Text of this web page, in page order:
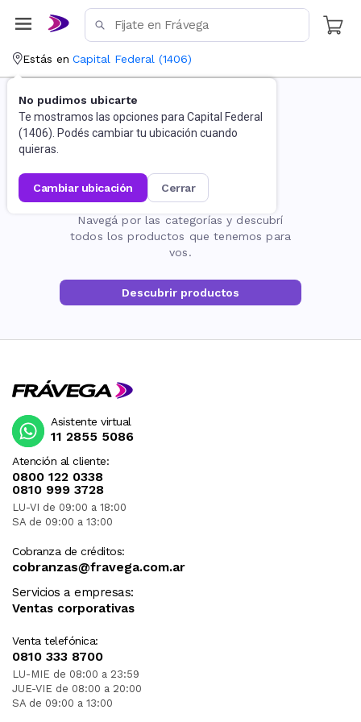
Estás en Capital Federal (1406)
No pudimos ubicarte
Te mostramos las opciones para Capital Federal
(1406). Podés cambiar tu ubicación cuando
quieras.
cambiar ubicación cerrar
La página no existe
Navegá por las categorías y descubrí
todos los productos que tenemos para
vos.
Descubrir productos
Atención al cliente:
0800 122 0338
0810 999 3728
LU-VI de 09:00 a 18:00
SA de 09:00 a 13:00
Cobranza de créditos:
cobranzas@fravega.com.ar
Servicios a empresas:
Ventas corporativas
Venta telefónica:
0810 333 8700
LU-MIE de 08:00 a 23:59
JUE-VIE de 08:00 a 20:00
SA de 09:00 a 13:00
Asistente virtual
11 2855 5086